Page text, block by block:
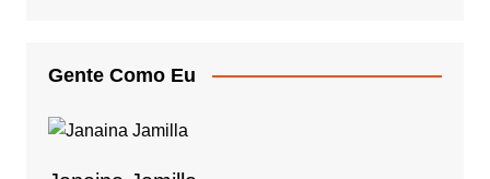
Gente Como Eu